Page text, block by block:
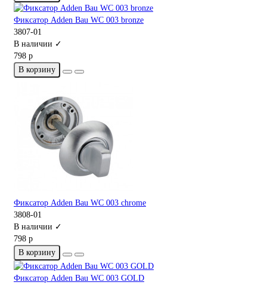
Фиксатор Adden Bau WC 003 bronze
3807-01
В наличии ✓
798 р
В корзину
Фиксатор Adden Bau WC 003 chrome
3808-01
В наличии ✓
798 р
В корзину
Фиксатор Adden Bau WC 003 GOLD